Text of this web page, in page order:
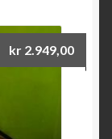
kr 2.949,00